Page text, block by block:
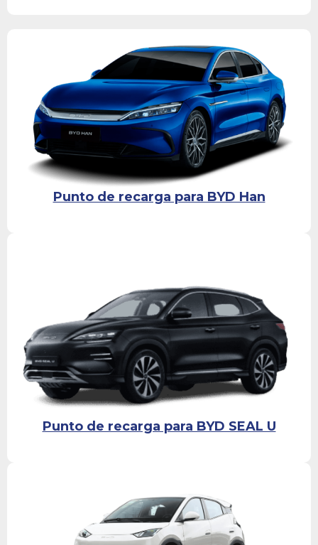
Punto de recarga para BYD Han
Punto de recarga para BYD SEAL U